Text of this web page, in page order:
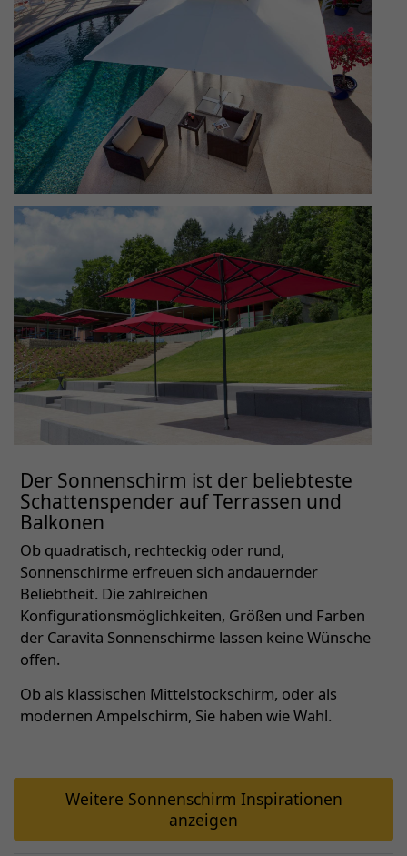
Der Sonnenschirm ist der beliebteste
Schattenspender auf Terrassen und
Balkonen
Ob quadratisch, rechteckig oder rund,
Sonnenschirme erfreuen sich andauernder
Beliebtheit. Die zahlreichen
Konfigurationsmöglichkeiten, Größen und Farben
der Caravita Sonnenschirme lassen keine Wünsche
offen.
Ob als klassischen Mittelstockschirm, oder als
modernen Ampelschirm, Sie haben wie Wahl.
Weitere Sonnenschirm Inspirationen
anzeigen